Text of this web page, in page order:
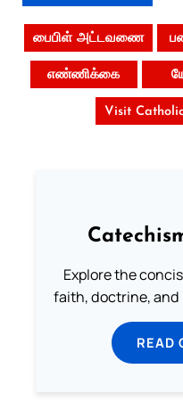
பைபிள் அட்டவணை
எண்ணிக்கை
Visit
Explore the
faith, doctrine, and
READ